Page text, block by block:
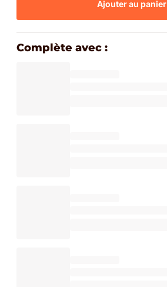
Ajouter au panier
Complète avec :